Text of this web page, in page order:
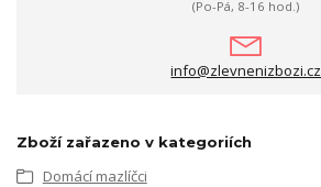
(Po-Pá, 8-16 hod.)
info@zlevnenizbozi.cz
Zboží zařazeno v kategoriích
Domácí mazlíčci